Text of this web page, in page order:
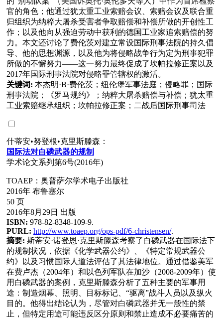
官的角色；他通过犹太重工业索赔会议、索赔会议及联合重
归组织为纳粹大屠杀受害者争取赔偿和补偿所做的开创性工
作；以及他向从强迫劳动中获利的德国工业家追索赔偿的努
力。本文还讨论了费伦茨对建立常设国际刑事法院的持久倡
导、他的思想渊源，以及他为将侵略战争行为定为刑事犯罪
所做的不懈努力——这一努力最终促成了坎帕拉修正案以及
2017年国际刑事法院对侵略罪管辖权的激活。
关键词: 本杰明·B·费伦茨；纽伦堡军事法庭；侵略罪；国际
刑事法院；《罗马规约》；纳粹大屠杀赔偿与补偿；犹太重
工业索赔继承组织；坎帕拉修正案；二战后国际刑事司法
什蒂安•努登根•克里斯滕森：
国 际法对白磷武器的规制
学术论文系列第6号(2016年)
TOAEP：奥普萨尔学术电子出版社
2016年 布鲁塞尔
50 页
2016年8月29日 出版
ISBN: 978-82-8348-109-9.
PURL: http://www.toaep.org/ops-pdf/6-christensen/.
摘要: 斯蒂安·诺登恩·克里斯滕森考察了白磷武器在国际法下
的规制状况，依据《化学武器公约》、《特定常规武器公
约》以及习惯国际人道法评估了其法律地位。通过借鉴美军
在费卢杰（2004年）和以色列军队在加沙（2008-2009年）使
用白磷武器的案例，克里斯滕森分析了五种主要的军事用
途：制造烟幕、照明、目标标记、“驱离”战斗人员以及纵火
目的。他得出结论认为，尽管对白磷武器并无一般性的禁
止，但特定用途可能违反区分原则和禁止造成不必要痛苦的